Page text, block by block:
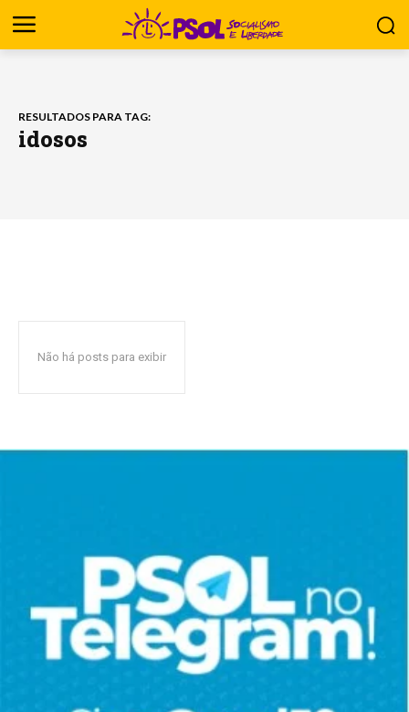
RESULTADOS PARA TAG:
idosos
Não há posts para exibir